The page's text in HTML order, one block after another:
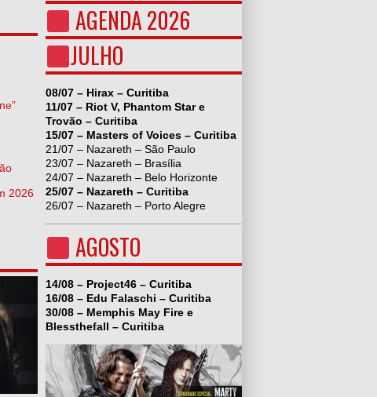
2026
AGENDA 2026
JULHO
08/07 – Hirax – Curitiba
11/07 – Riot V, Phantom Star e
Trovão – Curitiba
15/07 – Masters of Voices – Curitiba
21/07 – Nazareth – São Paulo
23/07 – Nazareth – Brasília
24/07 – Nazareth – Belo Horizonte
25/07 – Nazareth – Curitiba
26/07 – Nazareth – Porto Alegre
AGOSTO
14/08 – Project46 – Curitiba
16/08 – Edu Falaschi – Curitiba
30/08 – Memphis May Fire e
Blessthefall – Curitiba